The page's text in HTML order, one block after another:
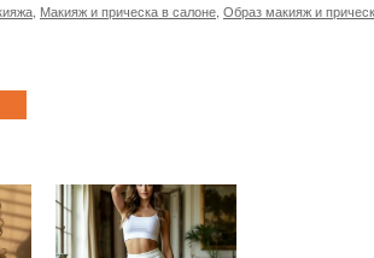
Макияж и прическа в салоне Образ макияж и